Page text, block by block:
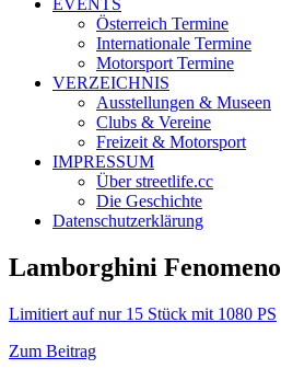
EVENTS
Österreich Termine
Internationale Termine
Motorsport Termine
VERZEICHNIS
Ausstellungen & Museen
Clubs & Vereine
Freizeit & Motorsport
IMPRESSUM
Über streetlife.cc
Die Geschichte
Datenschutzerklärung
Lamborghini Fenomeno
Limitiert auf nur 15 Stück mit 1080 PS
Zum Beitrag